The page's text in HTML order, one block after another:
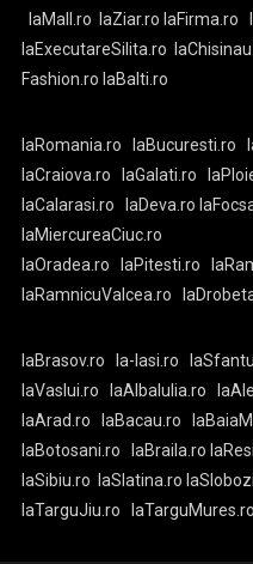
laMall.ro
laZiar.ro laFirma.ro
laExecutareSilita.ro
Fashion.ro laBalti.ro
laRomania.ro laBucuresti.ro
laCraiova.ro
laGalati.ro
laCalarasi.ro
laDeva.ro
laMiercureaCiuc.ro
laOradea.ro
laPitesti.ro
laRamnicuValcea.ro
laBrasov.ro la-Iasi.ro
laVaslui.ro
laAlbaIulia.ro
laArad.ro
laBacau.ro
laBotosani.ro
laBraila.ro
laSibiu.ro
laSlatina.ro
laTarguJiu.ro
laTarguMures.ro